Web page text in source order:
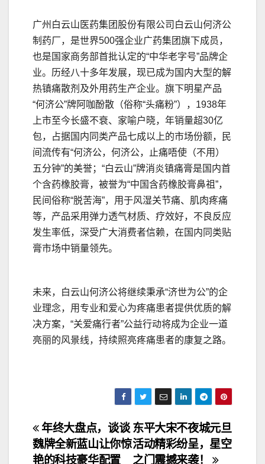
广州白云山医药集团股份有限公司白云山何济公
制药厂，是世界500强企业广药集团旗下成员，
也是国家商务部首批认定的“中华老字号”品牌企
业。历经八十多年发展，现已成为国内大型的解
热镇痛散剂及外用药生产企业。旗下明星产品
“何济公”牌阿咖酚散（俗称“头痛粉”），1938年
上市至今长盛不衰、家喻户晓，年销量超30亿
包，占据国内同类产品七成以上的市场份额，民
间流传有“何济公，何济公，止痛唔使（不用）
五分钟”的美誉；“白云山”牌消炎镇痛膏是国内首
个含药橡胶膏，被誉为“中国含药橡胶膏鼻祖”，
民间俗称“脱苦海”，用于风湿关节痛、肌肉疼痛
等，产品采用弹力透气材质、疗效好，不良反应
发生率低，深受广大消费者信赖，在国内同类贴
膏市场中销量领先。
未来，白云山何济公将继续秉承“济世为公”的企
业理念，用专业和爱心为疼痛患者提供优质的解
决方案，“关爱痛行者”公益行动将成为企业一道
亮丽的风景线，持续照亮疼痛患者的康复之路。
文
章
东平大宋不夜城元旦
活动精彩纷呈，星空
之门震撼来袭！
年终大盘点，谈谈
魏牌全新蓝山让你惊
艳的科技豪华配置